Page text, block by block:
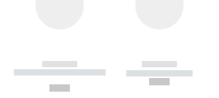
------------
----------- ----------- --------
------------
----------- -----------